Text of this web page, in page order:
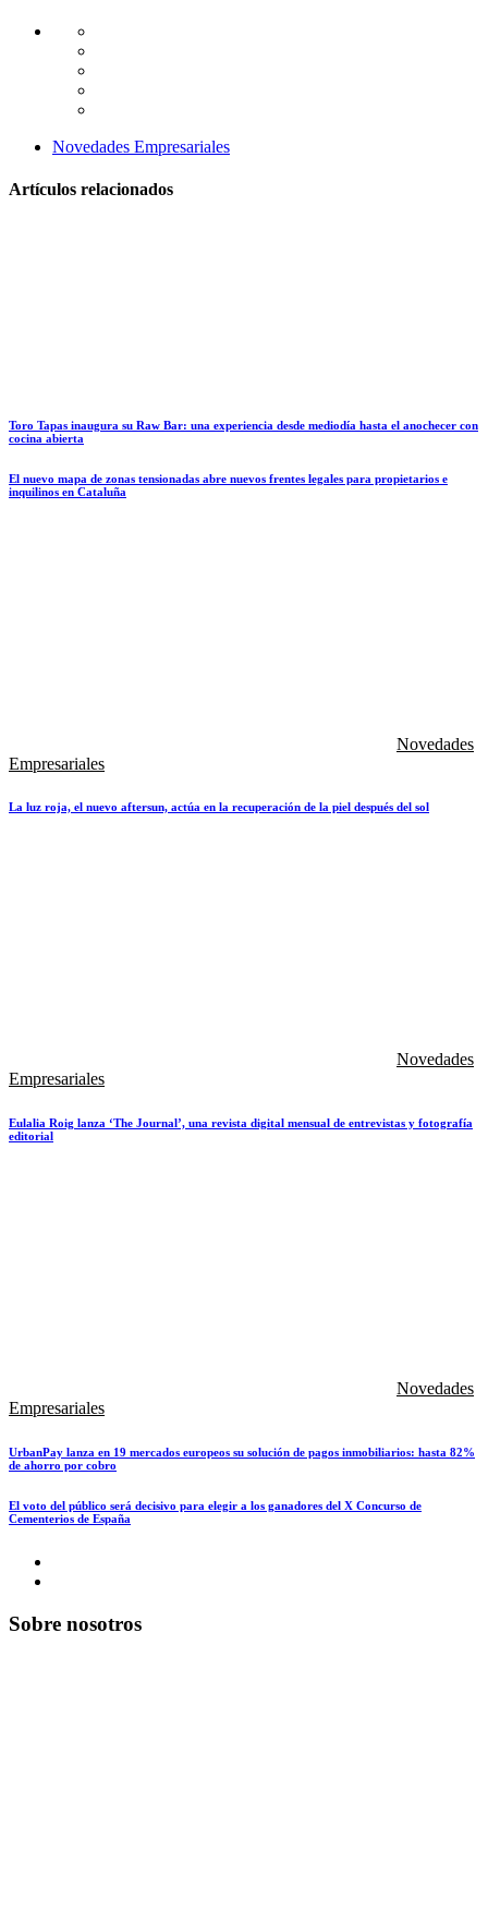
Novedades Empresariales
Artículos relacionados
Toro Tapas inaugura su Raw Bar: una experiencia desde mediodía hasta el anochecer con
cocina abierta
El nuevo mapa de zonas tensionadas abre nuevos frentes legales para propietarios e
inquilinos en Cataluña
Novedades
Empresariales
La luz roja, el nuevo aftersun, actúa en la recuperación de la piel después del sol
Novedades
Empresariales
Eulalia Roig lanza ‘The Journal’, una revista digital mensual de entrevistas y fotografía
editorial
Novedades
Empresariales
UrbanPay lanza en 19 mercados europeos su solución de pagos inmobiliarios: hasta 82%
de ahorro por cobro
El voto del público será decisivo para elegir a los ganadores del X Concurso de
Cementerios de España
Sobre nosotros